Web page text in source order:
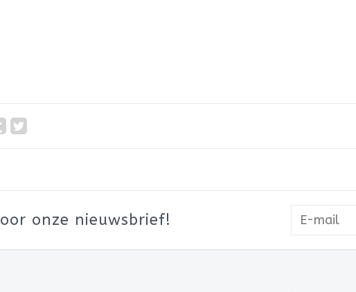
onze nieuwsbrief!